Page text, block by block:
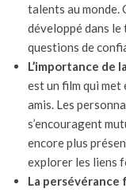
talents au monde.
développé dans
questions de
L’importance de
est un film qui met
amis. Les
s’encouragent
encore plus
explorer les liens
La persévérance